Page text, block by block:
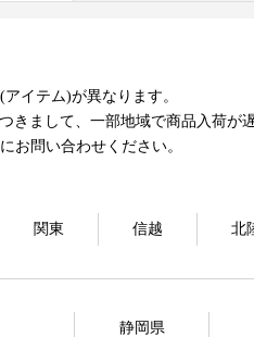
イテム)が異なります。
きまして、一部地域で商品入荷が
お問い合わせください。
関東 信越 北
静岡県